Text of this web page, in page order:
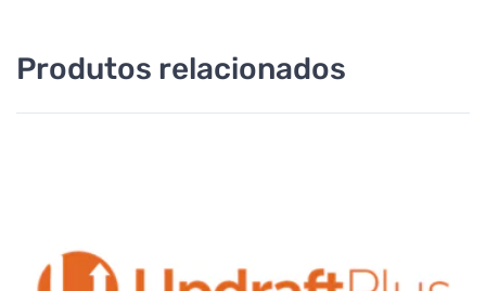
Produtos relacionados